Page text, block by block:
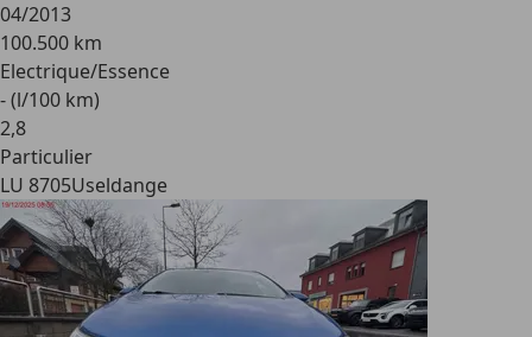
04/2013
100.500 km
Electrique/Essence
- (l/100 km)
2,8
Particulier
LU 8705Useldange